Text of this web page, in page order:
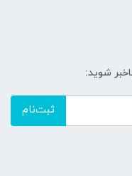
شوید:
ثبت‌نام